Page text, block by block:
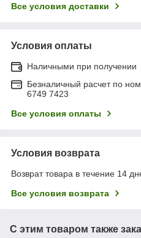
Все условия доставки
Условия оплаты
Наличными при получении
Безналичный расчет по
6749 7423
Все условия оплаты
Условия возврата
Возврат товара в течение 14
Все условия возврата
С этим товаром также